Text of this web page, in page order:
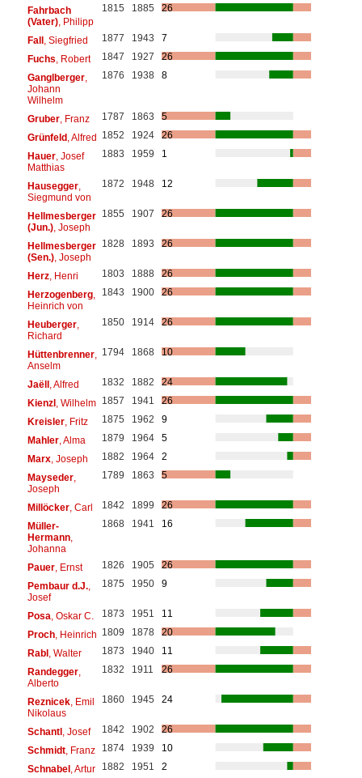
Fahrbach
(Vater), Philipp
1815 1885 26
Fall, Siegfried 1877 1943
7
Fuchs , Robert 1847 1927
26
Ganglberger,
Johann
Wilhelm
1876 1938 8
Gruber, Franz 1787 1863
5
Grünfeld, Alfred 1852 1924
26
Hauer, Josef
Matthias
1883 1959 1
Hausegger,
Siegmund von
1872 1948 12
Hellmesberger
(Jun.), Joseph
1855 1907 26
Hellmesberger
(Sen.), Joseph
1828 1893 26
Herz, Henri 1803 1888
26
Herzogenberg,
Heinrich von
1843 1900 26
Heuberger,
Richard
1850 1914 26
Hüttenbrenner,
Anselm
1794 1868 10
Jaëll, Alfred 1832 1882
24
Kienzl, Wilhelm 1857 1941
26
Kreisler, Fritz 1875 1962
9
Mahler, Alma 1879 1964
5
Marx, Joseph 1882 1964
2
Mayseder,
Joseph
1789 1863 5
Millöcker, Carl 1842 1899
26
Müller-
Hermann,
Johanna
1868 1941 16
Pauer, Ernst 1826 1905
26
Pembaur d.J.,
Josef
1875 1950 9
Posa , Oskar C. 1873 1951
11
Proch, Heinrich 1809 1878
20
Rabl, Walter 1873 1940
11
Randegger,
Alberto
1832 1911 26
Reznicek, Emil
Nikolaus
1860 1945 24
Schantl, Josef 1842 1902
26
Schmidt, Franz 1874 1939
10
Schnabel, Artur 1882 1951
2